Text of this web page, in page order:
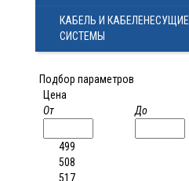
КАБЕЛЬ И КАБЕЛЕНЕСУЩИЕ
СИСТЕМЫ
Подбор параметров
Цена
От
До
499
508
517